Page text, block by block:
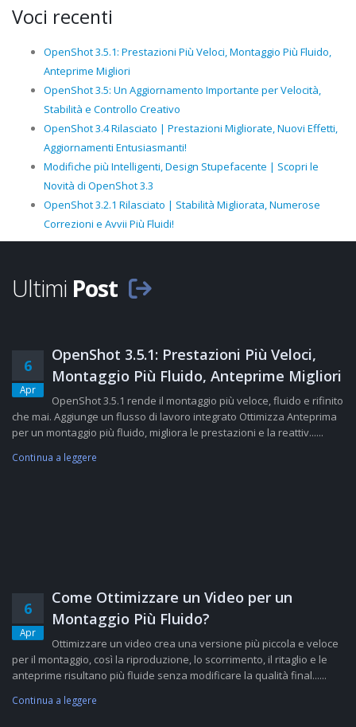
Voci recenti
OpenShot 3.5.1: Prestazioni Più Veloci, Montaggio Più Fluido,
Anteprime Migliori
OpenShot 3.5: Un Aggiornamento Importante per Velocità,
Stabilità e Controllo Creativo
OpenShot 3.4 Rilasciato | Prestazioni Migliorate, Nuovi Effetti,
Aggiornamenti Entusiasmanti!
Modifiche più Intelligenti, Design Stupefacente | Scopri le
Novità di OpenShot 3.3
OpenShot 3.2.1 Rilasciato | Stabilità Migliorata, Numerose
Correzioni e Avvii Più Fluidi!
Ultimi Post
6
Apr
OpenShot 3.5.1: Prestazioni Più Veloci,
Montaggio Più Fluido, Anteprime Migliori
OpenShot 3.5.1 rende il montaggio più veloce, fluido e rifinito
che mai. Aggiunge un flusso di lavoro integrato Ottimizza Anteprima
per un montaggio più fluido, migliora le prestazioni e la reattiv......
Continua a leggere
6
Apr
Come Ottimizzare un Video per un
Montaggio Più Fluido?
Ottimizzare un video crea una versione più piccola e veloce
per il montaggio, così la riproduzione, lo scorrimento, il ritaglio e le
anteprime risultano più fluide senza modificare la qualità final......
Continua a leggere